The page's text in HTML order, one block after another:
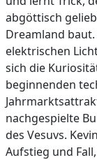
abgöttisch
Dreamland
elektrischen
sich die
beginnenden
nachgespielte
des Vesuvs.
Aufstieg und